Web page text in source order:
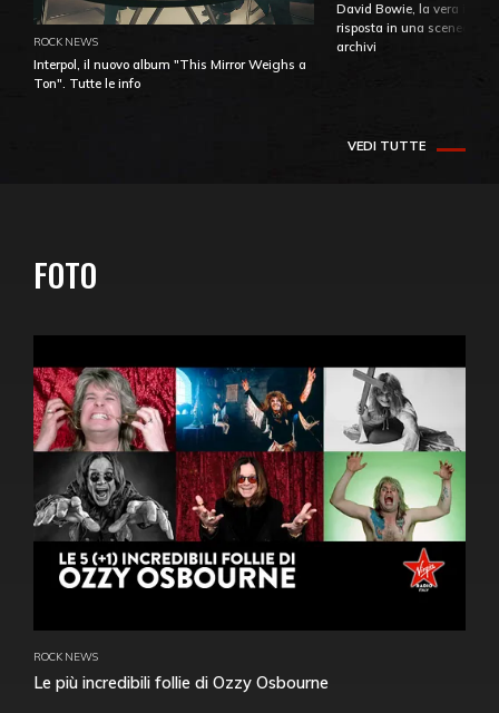
ROCK NEWS
Interpol, il nuovo album "This Mirror Weighs a
Ton". Tutte le info
David Bowie, la vera
risposta in una
archivi
VEDI TUTTE
FOTO
ROCK NEWS
Le più incredibili follie di Ozzy Osbourne